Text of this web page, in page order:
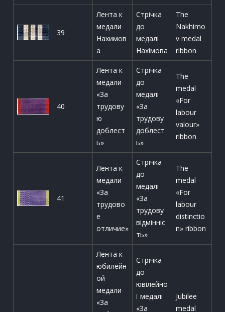
39
Лента к
медали
Нахимов
а
Стрічка
до
медалі
Нахімова
The
Nakhimo
v medal
ribbon
40
Лента к
медали
«За
трудову
ю
доблест
ь»
Стрічка
до
медалі
«За
трудову
доблест
ь»
The
medal
«For
labour
valour»
ribbon
41
Лента к
медали
«За
трудово
е
отличие»
Стрічка
до
медалі
«За
трудову
відмінніс
ть»
The
medal
«For
labour
distinctio
n» ribbon
Лента к
юбилейн
ой
медали
«За
Стрічка
до
ювілейно
ї медалі
«За
Jubilee
medal